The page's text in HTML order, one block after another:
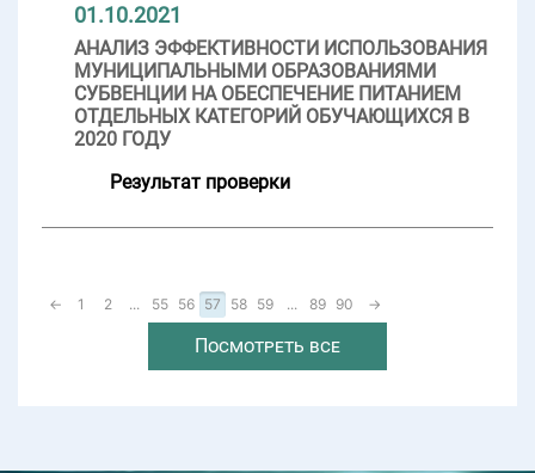
01.10.2021
АНАЛИЗ ЭФФЕКТИВНОСТИ ИСПОЛЬЗОВАНИЯ
МУНИЦИПАЛЬНЫМИ ОБРАЗОВАНИЯМИ
СУБВЕНЦИИ НА ОБЕСПЕЧЕНИЕ ПИТАНИЕМ
ОТДЕЛЬНЫХ КАТЕГОРИЙ ОБУЧАЮЩИХСЯ В
2020 ГОДУ
Результат проверки
← 1 2 ... 55 56 57 58 59 ... 89 90 →
Посмотреть все